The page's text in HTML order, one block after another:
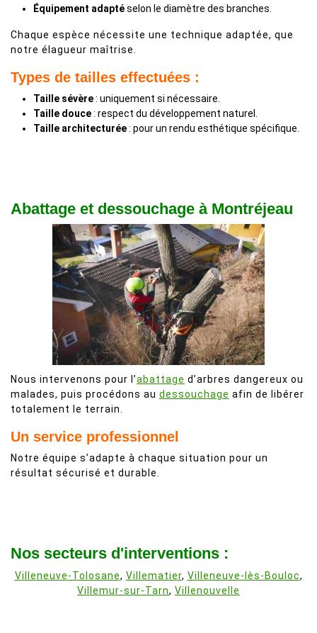
Équipement adaptéselon le diamètre des branches.
Chaque espèce nécessite une technique adaptée, que
notre élagueur maîtrise.
Types de tailles effectuées :
Taille sévère: uniquement si nécessaire.
Taille douce: respect du développement naturel.
Taille architecturée: pour un rendu esthétique spécifique.
Abattage et dessouchage à Montréjeau
Nous intervenons pour l’abattage d’arbres dangereux ou
malades, puis procédons au dessouchage afin de libérer
totalement le terrain.
Un service professionnel
Notre équipe s’adapte à chaque situation pour un
résultat sécurisé et durable.
Nos secteurs d'interventions :
Villeneuve-Tolosane, Villematier, Villeneuve-lès-Bouloc,
Villemur-sur-Tarn, Villenouvelle